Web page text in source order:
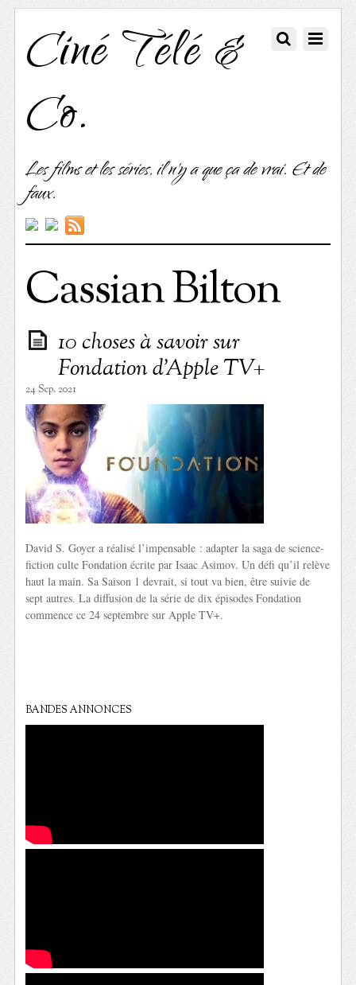
Ciné Télé &
Co.
Les films et les séries, il n'y a que ça de vrai. Et de
faux.
Cassian Bilton
10 choses à savoir sur
Fondation d’Apple TV+
24 Sep. 2021
David S. Goyer a réalisé l’impensable : adapter la saga de science-
fiction culte Fondation écrite par Isaac Asimov. Un défi qu’il relève
haut la main. Sa Saison 1 devrait, si tout va bien, être suivie de
sept autres. La diffusion de la série de dix épisodes Fondation
commence ce 24 septembre sur Apple TV+.
BANDES ANNONCES